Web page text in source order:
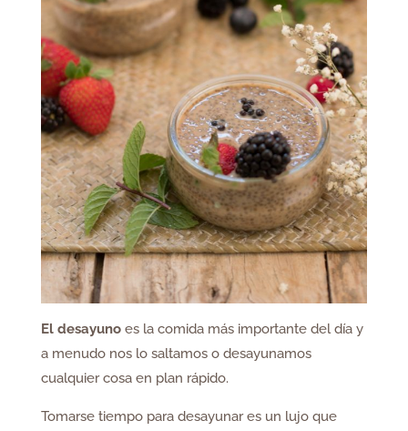
El desayunoes la comida más importante del día y
a menudo nos lo saltamos o desayunamos
cualquier cosa en plan rápido.
Tomarse tiempo para desayunar es un lujo que